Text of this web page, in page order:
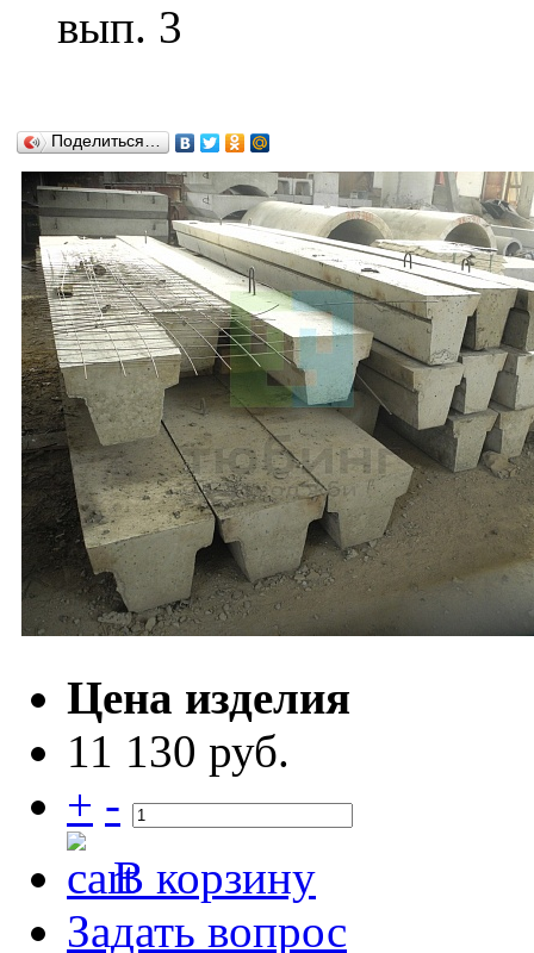
вып. 3
Поделиться…
Цена изделия
11 130 руб.
+ -
В корзину
Задать вопрос